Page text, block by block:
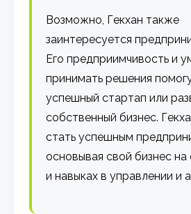
Возможно, Гекхан также
заинтересуется
Его предприимчивость и
принимать решения
успешный стартап или
собственный бизнес.
стать успешным
основывая свой бизнес на
и навыках в управлении и